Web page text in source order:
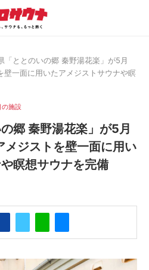
「ととのいの郷 秦野湯花楽」が5月
一面に用いたアメジストサウナや瞑
の施設
郷 秦野湯花楽」が5月
ジストを壁一面に用い
瞑想サウナを完備